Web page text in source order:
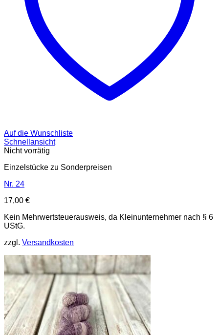
Auf die Wunschliste
Schnellansicht
Nicht vorrätig
Einzelstücke zu Sonderpreisen
Nr. 24
17,00 €
Kein Mehrwertsteuerausweis, da Kleinunternehmer nach § 6
UStG.
zzgl. Versandkosten